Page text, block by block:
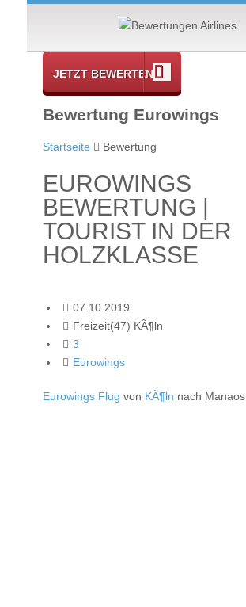
JETZT BEWERTEN
Bewertung Eurowings
Startseite Bewertung
EUROWINGS
BEWERTUNG |
TOURIST IN DER
HOLZKLASSE
07.10.2019
Freizeit(47) KÃ¶ln
3
Eurowings
Eurowings Flug von KÃ¶ln nach Manaos